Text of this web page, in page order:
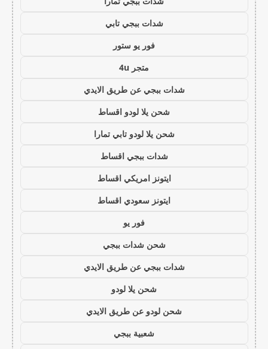
شدات ببجي تابي
فور يو ستور
متجر 4u
شدات ببجي عن طريق الايدي
شحن يلا لودو اقساط
شحن يلا لودو تابي تمارا
شدات ببجي اقساط
ايتونز امريكي اقساط
ايتونز سعودي اقساط
فور يو
شحن شدات ببجي
شدات ببجي عن طريق الايدي
شحن يلا لودو
شحن لودو عن طريق الايدي
شعبية ببجي